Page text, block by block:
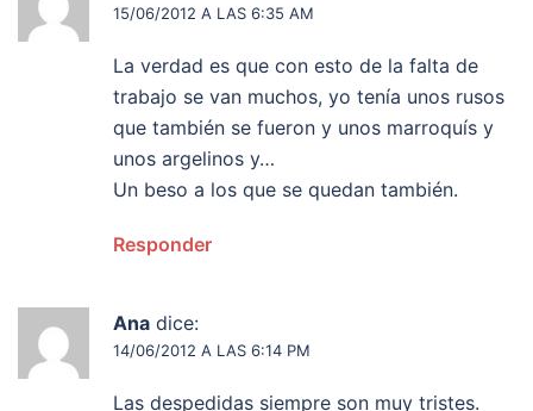
15/06/2012 A LAS 6:35 AM
La verdad es que con esto de la falta de
trabajo se van muchos, yo tenía unos rusos
que también se fueron y unos marroquís y
unos argelinos y…
Un beso a los que se quedan también.
Responder
Ana dice:
14/06/2012 A LAS 6:14 PM
Las despedidas siempre son muy tristes.